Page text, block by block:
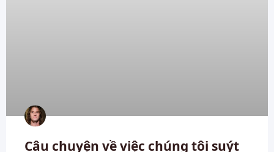
Câu chuyện về việc chúng tôi suýt